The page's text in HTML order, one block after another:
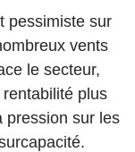
pessimiste sur
vents
le secteur,
plus
pression sur les